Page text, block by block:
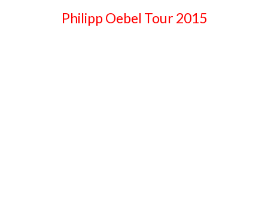
Philipp Oebel Tour 2015